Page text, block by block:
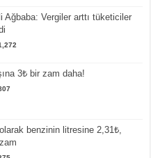
Ağbaba: Vergiler arttı tüketiciler
3₺ bir zam daha!
benzinin litresine 2,31₺,